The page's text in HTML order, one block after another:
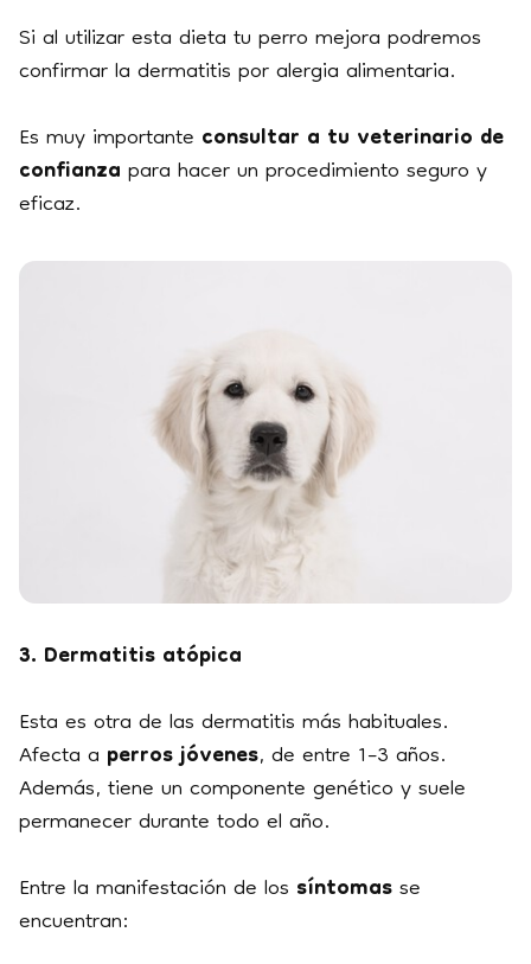
Si al utilizar esta dieta tu perro mejora podremos
confirmar la dermatitis por alergia alimentaria.
Es muy importanteconsultar a tu veterinario de
confianzapara hacer un procedimiento seguro y
eficaz.
3. Dermatitis atópica
Esta es otra de las dermatitis más habituales.
Afecta aperros jóvenes, de entre 1–3 años.
Además, tiene un componente genético y suele
permanecer durante todo el año.
Entre la manifestación de lossíntomasse
encuentran: